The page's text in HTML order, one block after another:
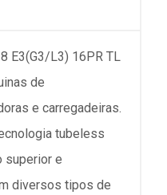
E3(G3/L3) 16PR TL
de
e carregadeiras.
tubeless
superior e
diversos tipos de